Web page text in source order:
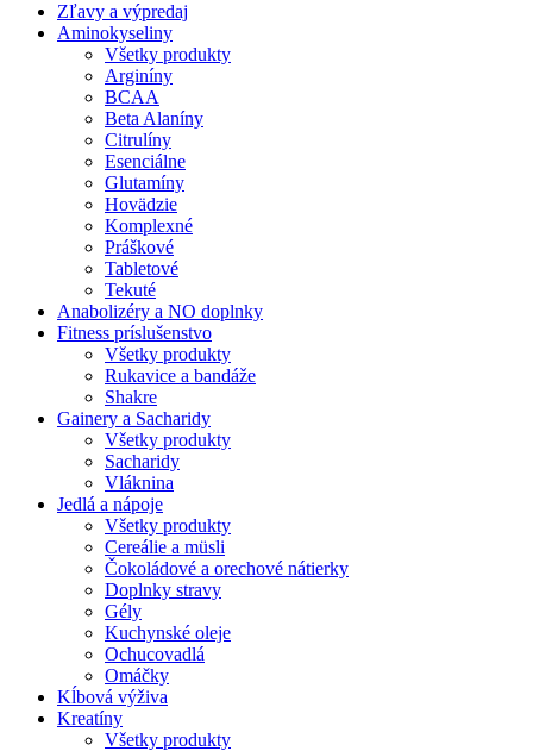
Zľavy a výpredaj
Aminokyseliny
Všetky produkty
Arginíny
BCAA
Beta Alaníny
Citrulíny
Esenciálne
Glutamíny
Hovädzie
Komplexné
Práškové
Tabletové
Tekuté
Anabolizéry a NO doplnky
Fitness príslušenstvo
Všetky produkty
Rukavice a bandáže
Shakre
Gainery a Sacharidy
Všetky produkty
Sacharidy
Vláknina
Jedlá a nápoje
Všetky produkty
Cereálie a müsli
Čokoládové a orechové nátierky
Doplnky stravy
Gély
Kuchynské oleje
Ochucovadlá
Omáčky
Kĺbová výživa
Kreatíny
Všetky produkty